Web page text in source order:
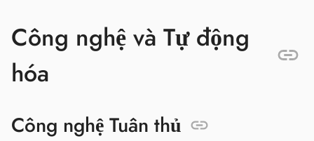
Công nghệ và Tự động
hóa
Công nghệ Tuân thủ